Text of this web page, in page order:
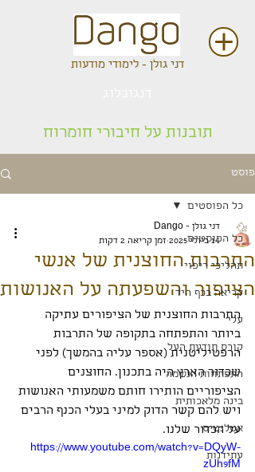
דני גולן - לימודי מודעות
תובנות על חיבורי חומרוח
פוסט
כל הפוסטים
תהליכי ריפוי
קריאה בכף היד
עלי
קורס תודעת העל
התפתחות הנשמה
בינה מלאכותית
אטלנטיס
עתידנות
כל הפוסטים
התרבות החוצנית של אנשי
הציפור והשפעתה על האנושות
דני גולן - Dango
14 ביולי 2025
זמן קריאה 2 דקות
התרבות החוצנית של הציפורים עתיקה
ביותר והתפתחה בתקופה של התרבות
הרפטיליטנית (אספר עליה בהמשך) לפני
שכדור הארץ היה בתכנון. החוצנים
הציפוריים הותירו חותם משמעותי האנושות
ויש להם קשר הדוק למיני בעלי הכנף הרבים
על הכדור שלנו.
https://www.youtube.com/watch?v=DQyW-
zUh9fM